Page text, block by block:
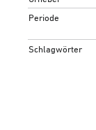
Periode
Schlagwörter